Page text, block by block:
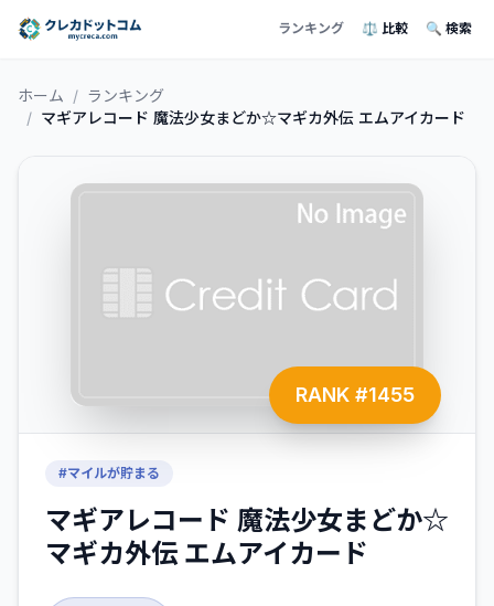
ランキング ⚖️ 比較 🔍 検索
ホーム / ランキング
/ マギアレコード 魔法少女まどか☆マギカ外伝 エムアイカード
RANK #1455
#マイルが貯まる
マギアレコード 魔法少女まどか☆
マギカ外伝 エムアイカード